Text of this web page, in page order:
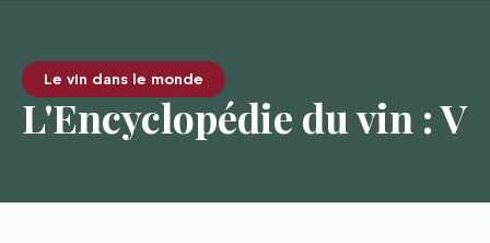
Le vin dans le monde
L'Encyclopédie du vin : V